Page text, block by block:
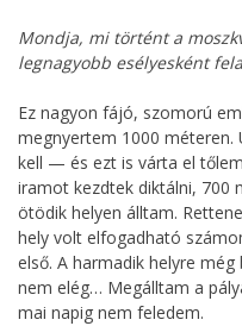
Mondja, mi történt a
legnagyobb esélyesként
Ez nagyon fájó, szomorú
megnyertem 1000
kell — és ezt is várta el
iramot kezdtek diktálni, 700
ötödik helyen álltam.
hely volt elfogadható
első. A harmadik helyre
nem elég… Megálltam a
mai napig nem feledem.